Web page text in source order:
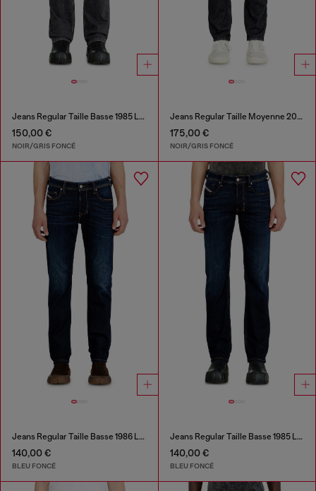
Jeans Regular Taille Basse 1985 Larkee
150,00 €
NOIR/GRIS FONCÉ
Jeans Regular Taille Moyenne 2023 D-Finitive
175,00 €
NOIR/GRIS FONCÉ
Jeans Regular Taille Basse 1986 Larkee-Beex
140,00 €
BLEU FONCÉ
Jeans Regular Taille Basse 1985 Larkee
140,00 €
BLEU FONCÉ